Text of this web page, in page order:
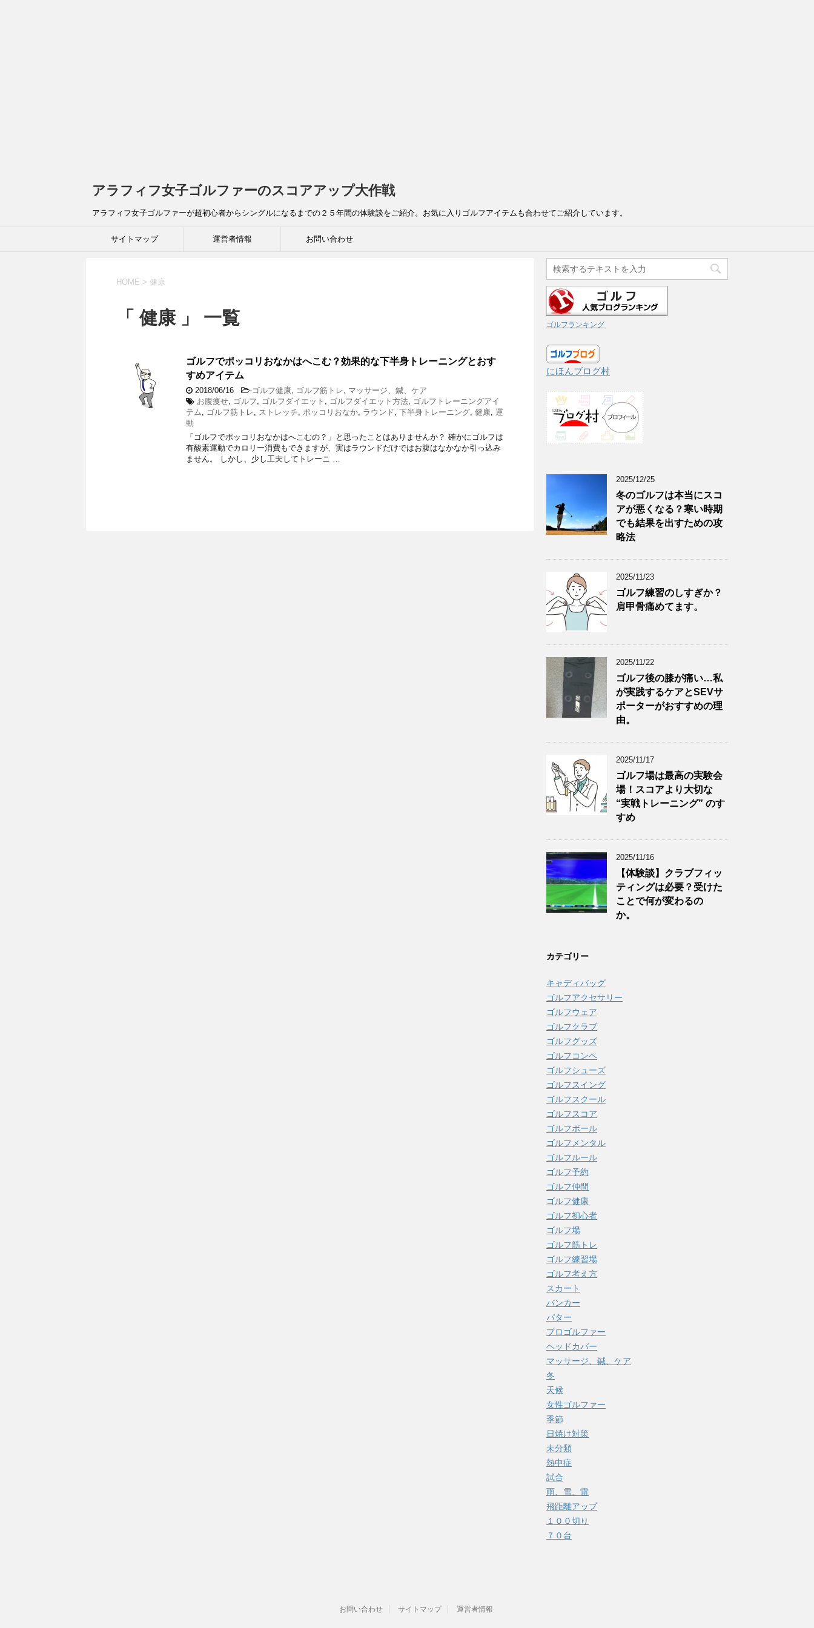
アラフィフ女子ゴルファーのスコアアップ大作戦
アラフィフ女子ゴルファーが超初心者からシングルになるまでの２５年間の体験談をご紹介。お気に入りゴルフアイテムも合わせてご紹介しています。
サイトマップ 運営者情報 お問い合わせ
HOME > 健康
「 健康 」 一覧
ゴルフでポッコリおなかはへこむ？効果的な下半身トレーニングとおす
すめアイテム
2018/06/16 -ゴルフ健康, ゴルフ筋トレ, マッサージ、鍼、ケア
お腹痩せ, ゴルフ, ゴルフダイエット , ゴルフダイエット方法, ゴルフトレーニングアイ
テム, ゴルフ筋トレ, ストレッチ, ポッコリおなか, ラウンド, 下半身トレーニング, 健康, 運
動
「ゴルフでポッコリおなかはへこむの？」と思ったことはありませんか？ 確かにゴルフは
有酸素運動でカロリー消費もできますが、実はラウンドだけではお腹はなかなか引っ込み
ません。 しかし、少し工夫してトレーニ …
ゴルフランキング
にほんブログ村
2025/12/25
冬のゴルフは本当にスコ
アが悪くなる？寒い時期
でも結果を出すための攻
略法
2025/11/23
ゴルフ練習のしすぎか？
肩甲骨痛めてます。
2025/11/22
ゴルフ後の膝が痛い…私
が実践するケアとSEVサ
ポーターがおすすめの理
由。
2025/11/17
ゴルフ場は最高の実験会
場！スコアより大切な
“実戦トレーニング” のす
すめ
2025/11/16
【体験談】クラブフィッ
ティングは必要？受けた
ことで何が変わるの
か。
カテゴリー
キャディバッグ
ゴルフアクセサリー
ゴルフウェア
ゴルフクラブ
ゴルフグッズ
ゴルフコンペ
ゴルフシューズ
ゴルフスイング
ゴルフスクール
ゴルフスコア
ゴルフボール
ゴルフメンタル
ゴルフルール
ゴルフ予約
ゴルフ仲間
ゴルフ健康
ゴルフ初心者
ゴルフ場
ゴルフ筋トレ
ゴルフ練習場
ゴルフ考え方
スカート
バンカー
パター
プロゴルファー
ヘッドカバー
マッサージ、鍼、ケア
冬
天候
女性ゴルファー
季節
日焼け対策
未分類
熱中症
試合
雨、雪、雷
飛距離アップ
１００切り
７０台
お問い合わせ サイトマップ 運営者情報